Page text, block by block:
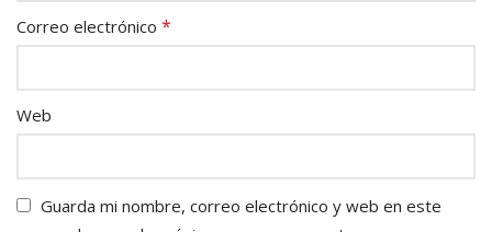
Correo electrónico *
Web
Guarda mi nombre, correo electrónico y web en este